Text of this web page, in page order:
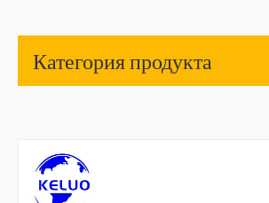
Категория продукта